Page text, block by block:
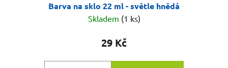
Barva na sklo 22 ml - světle hnědá
Skladem (1 ks)
29 Kč